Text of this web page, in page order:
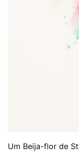
Um Beija-flor de